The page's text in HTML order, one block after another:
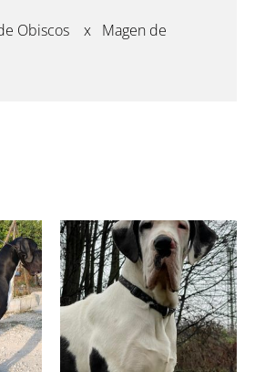
de Obiscos x Magen de